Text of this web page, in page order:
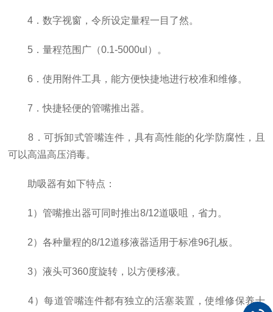
4．数字视窗，令所设定量程一目了然。
5．量程范围广（0.1-5000ul）。
6．使用附件工具，能方便快捷地进行校准和维修。
7．快捷轻便的管嘴推出器。
8．可拆卸式管嘴连件，具有高性能的化学防腐性，且
可以高温高压消毒。
助吸器有如下特点：
1）管嘴推出器可同时推出8/12道吸咀，省力。
2）各种量程的8/12道移液器适用于标准96孔板。
3）液头可360度旋转，以方便移液。
4）每道管嘴连件都有独立的活塞装置，使维修保养十